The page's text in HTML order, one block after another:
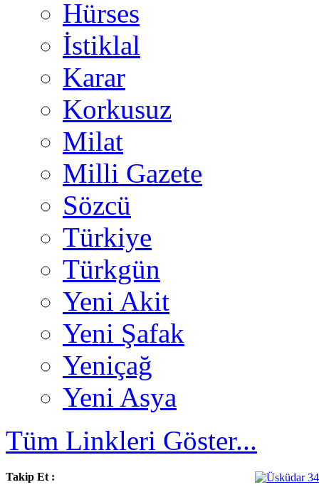
Hürses
İstiklal
Karar
Korkusuz
Milat
Milli Gazete
Sözcü
Türkiye
Türkgün
Yeni Akit
Yeni Şafak
Yeniçağ
Yeni Asya
Tüm Linkleri Göster...
Takip Et :